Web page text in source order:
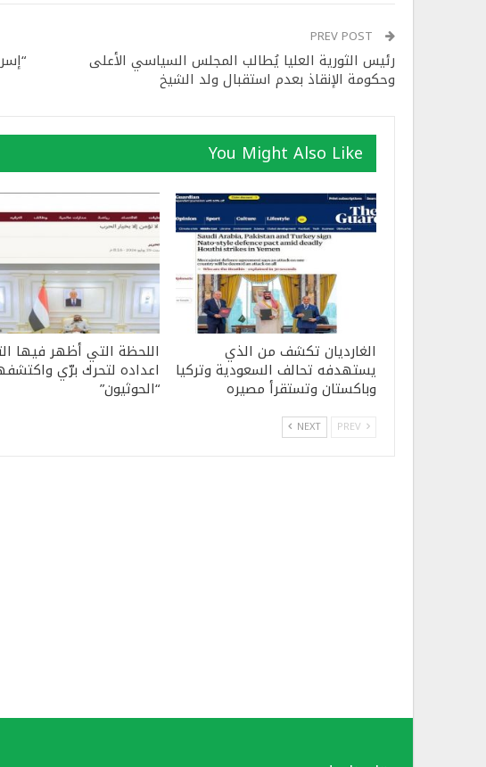
رئيس الثورية العليا يُطالب المجلس السياسي الأعلى
وحكومة الإنقاذ بعدم استقبال ولد الشيخ
You Might Also Like
الغارديان تكشف من الذي
يستهدفه تحالف السعودية وتركيا
وباكستان وتستقرأ مصيره
اللحظة التي أظهر فيها
اعداده لتحرك برّي
“الحوثيون”
NEXT